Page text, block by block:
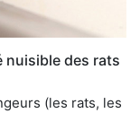
nuisible des rats
(les rats, les